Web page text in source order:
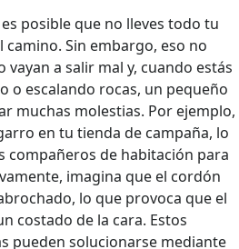
posible que no lleves todo tu
Sin embargo, eso no
vayan a salir mal y, cuando estás
o escalando rocas, un pequeño
muchas molestias. Por ejemplo,
en tu tienda de campaña, lo
compañeros de habitación para
imagina que el cordón
lo que provoca que el
costado de la cara. Estos
pueden solucionarse mediante